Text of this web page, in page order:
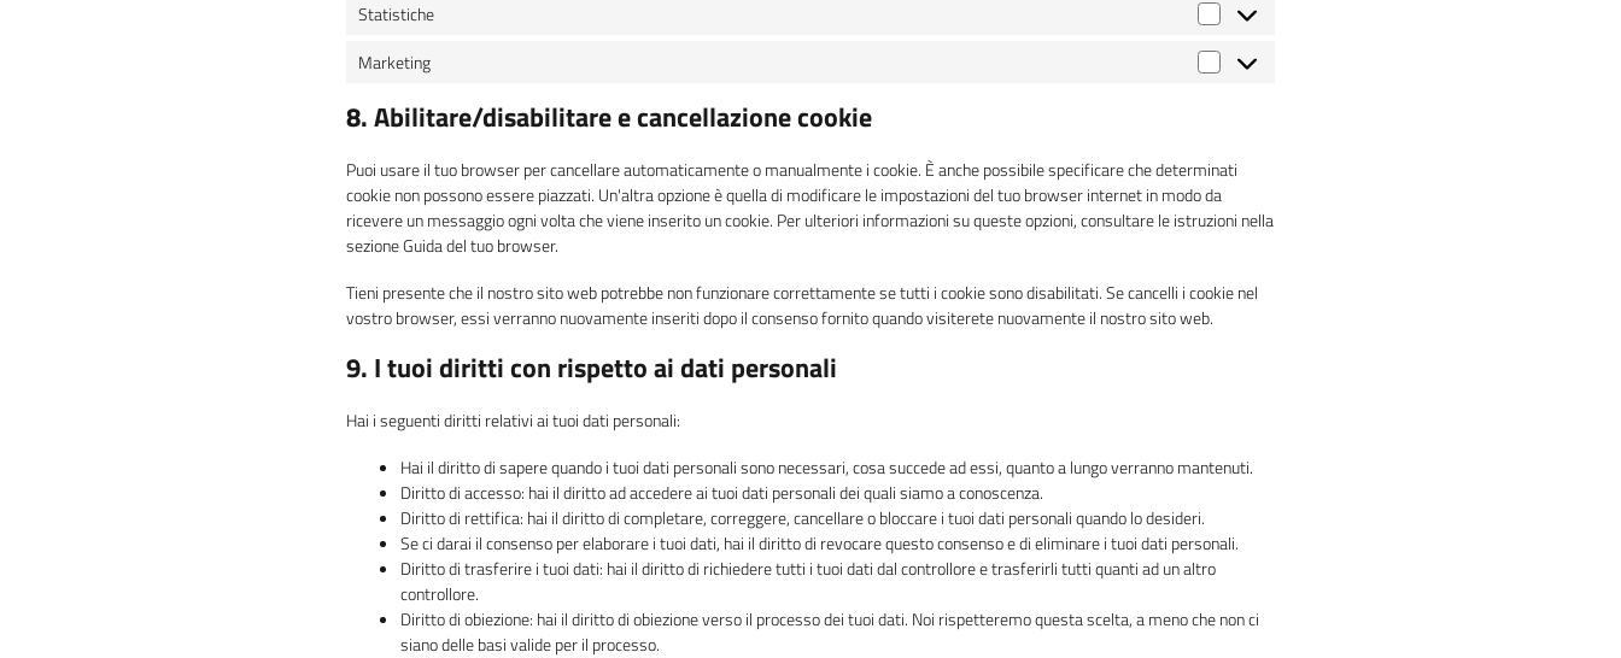
Statistiche
Statistiche
Marketing
Marketing
8. Abilitare/disabilitare e cancellazione cookie
Puoi usare il tuo browser per cancellare automaticamente o manualmente i cookie. È anche possibile specificare che determinati
cookie non possono essere piazzati. Un'altra opzione è quella di modificare le impostazioni del tuo browser internet in modo da
ricevere un messaggio ogni volta che viene inserito un cookie. Per ulteriori informazioni su queste opzioni, consultare le istruzioni nella
sezione Guida del tuo browser.
Tieni presente che il nostro sito web potrebbe non funzionare correttamente se tutti i cookie sono disabilitati. Se cancelli i cookie nel
vostro browser, essi verranno nuovamente inseriti dopo il consenso fornito quando visiterete nuovamente il nostro sito web.
9. I tuoi diritti con rispetto ai dati personali
Hai i seguenti diritti relativi ai tuoi dati personali:
Hai il diritto di sapere quando i tuoi dati personali sono necessari, cosa succede ad essi, quanto a lungo verranno mantenuti.
Diritto di accesso: hai il diritto ad accedere ai tuoi dati personali dei quali siamo a conoscenza.
Diritto di rettifica: hai il diritto di completare, correggere, cancellare o bloccare i tuoi dati personali quando lo desideri.
Se ci darai il consenso per elaborare i tuoi dati, hai il diritto di revocare questo consenso e di eliminare i tuoi dati personali.
Diritto di trasferire i tuoi dati: hai il diritto di richiedere tutti i tuoi dati dal controllore e trasferirli tutti quanti ad un altro
controllore.
Diritto di obiezione: hai il diritto di obiezione verso il processo dei tuoi dati. Noi rispetteremo questa scelta, a meno che non ci
siano delle basi valide per il processo.